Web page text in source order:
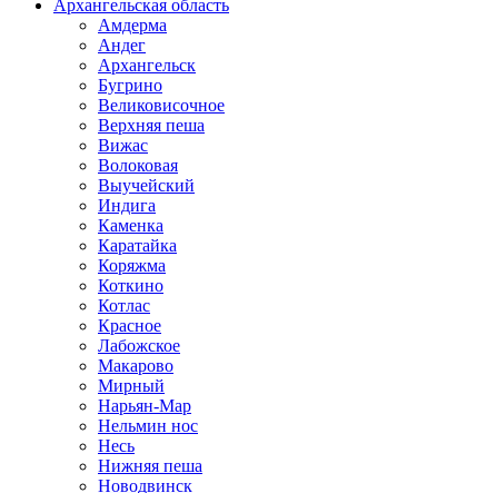
Архангельская область
Амдерма
Андег
Архангельск
Бугрино
Великовисочное
Верхняя пеша
Вижас
Волоковая
Выучейский
Индига
Каменка
Каратайка
Коряжма
Коткино
Котлас
Красное
Лабожское
Макарово
Мирный
Нарьян-Мар
Нельмин нос
Несь
Нижняя пеша
Новодвинск